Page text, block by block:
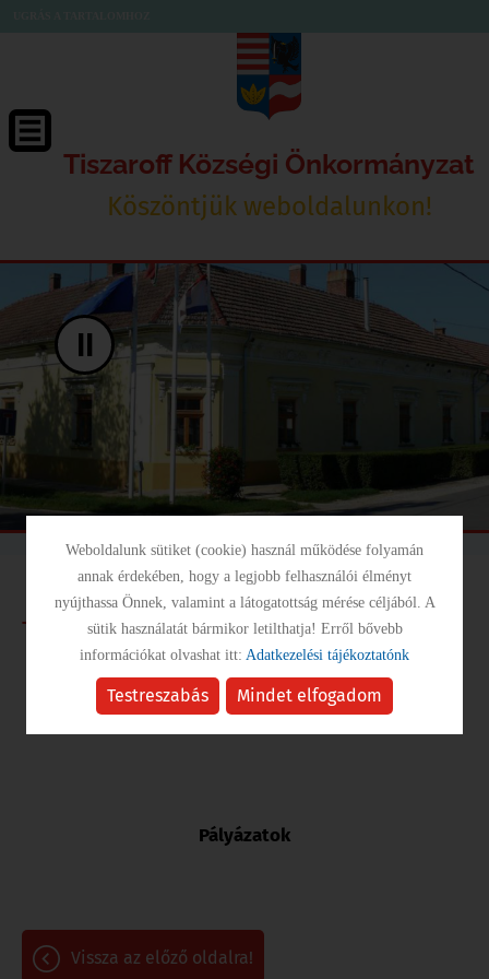
Tiszaroff Községi Önkormányzat
Köszöntjük weboldalunkon!
II
Tiszaroffért Közalapítvány
Pályázatok
vissza az előző oldalra!
Mindet elfogadom
Testreszabás
Weboldalunk sütiket (cookie) használ működése folyamán
annak érdekében, hogy a legjobb felhasználói élményt
nyújthassa Önnek, valamint a látogatottság mérése céljából. A
sütik használatát bármikor letilthatja! Erről bővebb
információkat olvashat itt: Adatkezelési tájékoztatónk